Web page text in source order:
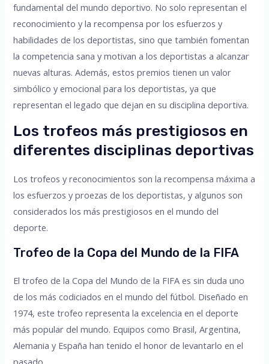
fundamental del mundo deportivo. No solo representan el
reconocimiento y la recompensa por los esfuerzos y
habilidades de los deportistas, sino que también fomentan
la competencia sana y motivan a los deportistas a alcanzar
nuevas alturas. Además, estos premios tienen un valor
simbólico y emocional para los deportistas, ya que
representan el legado que dejan en su disciplina deportiva.
Los trofeos más prestigiosos en
diferentes disciplinas deportivas
Los trofeos y reconocimientos son la recompensa máxima a
los esfuerzos y proezas de los deportistas, y algunos son
considerados los más prestigiosos en el mundo del
deporte.
Trofeo de la Copa del Mundo de la FIFA
El trofeo de la Copa del Mundo de la FIFA es sin duda uno
de los más codiciados en el mundo del fútbol. Diseñado en
1974, este trofeo representa la excelencia en el deporte
más popular del mundo. Equipos como Brasil, Argentina,
Alemania y España han tenido el honor de levantarlo en el
pasado.